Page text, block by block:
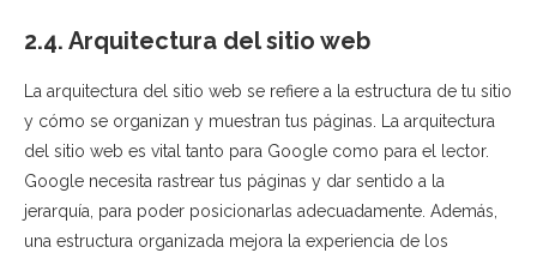
2.4. Arquitectura del sitio web
La arquitectura del sitio web se refiere a la estructura de tu sitio
y cómo se organizan y muestran tus páginas. La arquitectura
del sitio web es vital tanto para Google como para el lector.
Google necesita rastrear tus páginas y dar sentido a la
jerarquía, para poder posicionarlas adecuadamente. Además,
una estructura organizada mejora la experiencia de los